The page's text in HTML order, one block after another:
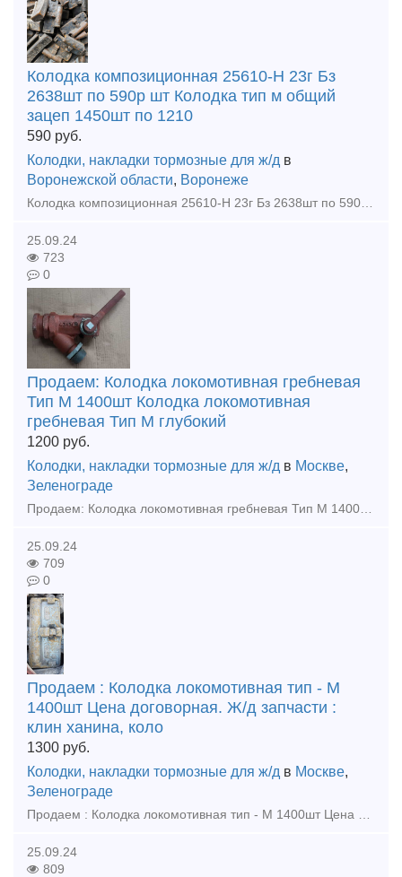
Колодка композиционная 25610-Н 23г Бз
2638шт по 590р шт Колодка тип м общий
зацеп 1450шт по 1210
590 руб.
Колодки, накладки тормозные для ж/д в
Воронежской области, Воронеже
Колодка композиционная 25610-Н 23г Бз 2638шт по 590р шт Колодка тип м общий зацеп 1450шт по 1210р шт Подвеска маятниковая 518.00.018-4 новая 500шт по 470р шт Клин тягового хомута 16шт 1050р ш
25.09.24
723
0
Продаем: Колодка локомотивная гребневая
Тип М 1400шт Колодка локомотивная
гребневая Тип М глубокий
1200 руб.
Колодки, накладки тормозные для ж/д в Москве,
Зеленограде
Продаем: Колодка локомотивная гребневая Тип М 1400шт Колодка локомотивная гребневая Тип М глубокий захват 1400шт Рельсы р65 бу 1гр 300тн , 2гр 200тн Цена договорная. Покупаем любые мате
25.09.24
709
0
Продаем : Колодка локомотивная тип - М
1400шт Цена договорная. Ж/д запчасти :
клин ханина, коло
1300 руб.
Колодки, накладки тормозные для ж/д в Москве,
Зеленограде
Продаем : Колодка локомотивная тип - М 1400шт Цена договорная. Ж/д запчасти : клин ханина, колодка композиционная 25610-Н, сектор запора (лев, прав), аппарата поглощающий рт 12 ,поглощающ
25.09.24
809